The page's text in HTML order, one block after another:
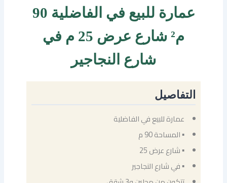
عمارة للبيع في الفاضلية 90
م² شارع عرض 25 م في
شارع النجاجير
التفاصيل
عمارة للبيع في الفاضلية
▪ المساحة 90 م
▪ شارع عرض 25
▪ في شارع النجاجير